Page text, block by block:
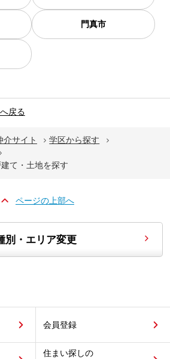
門真市
戻る
介サイト
学区から探す
て・土地を探す
ページの上部へ
別・エリア変更
会員登録
住まい探しの